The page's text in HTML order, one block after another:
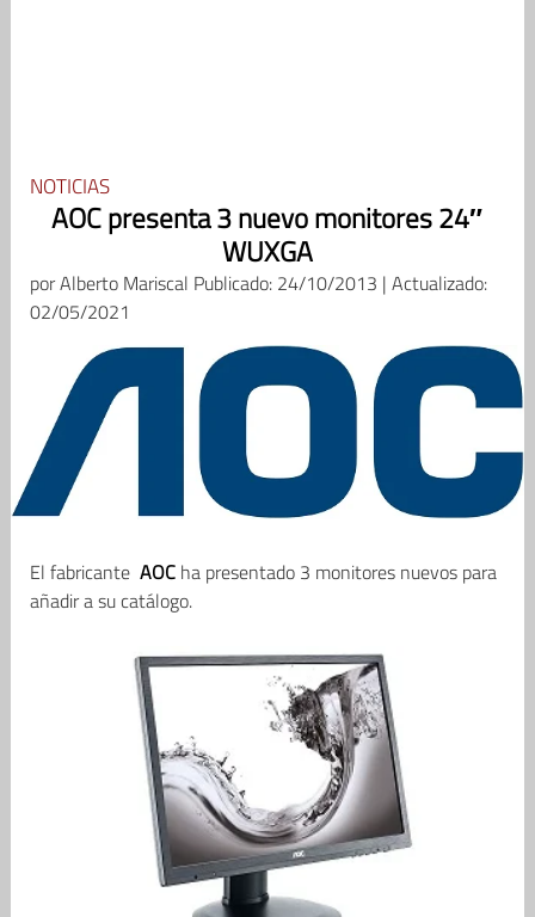
NOTICIAS
AOC presenta 3 nuevo monitores 24″
WUXGA
porAlberto Mariscal Publicado: 24/10/2013 | Actualizado:
02/05/2021
El fabricante AOCha presentado 3 monitores nuevos para
añadir a su catálogo.